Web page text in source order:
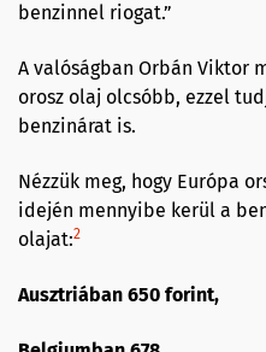
benzinnel riogat.”
A valóságban Orbán Viktor
orosz olaj olcsóbb, ezzel
benzinárat is.
Nézzük meg, hogy Európa
idején mennyibe kerül a
olajat:2
Ausztriában 650 forint,